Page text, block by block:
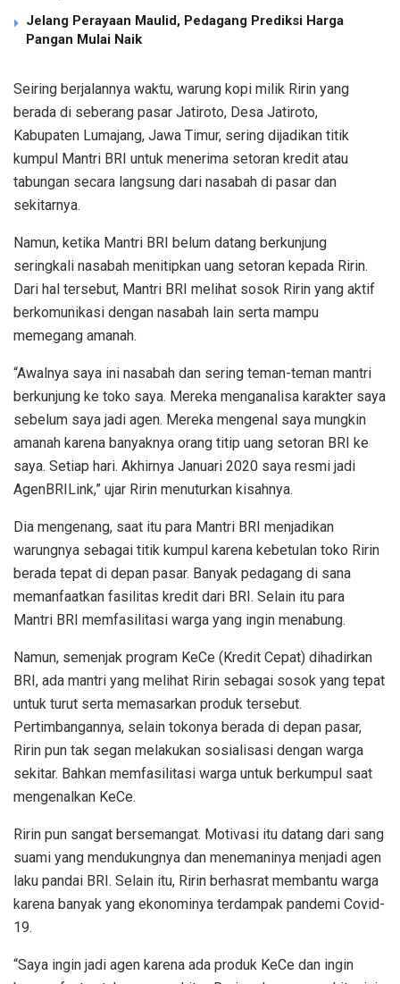
Jelang Perayaan Maulid, Pedagang Prediksi Harga
Pangan Mulai Naik
Seiring berjalannya waktu, warung kopi milik Ririn yang
berada di seberang pasar Jatiroto, Desa Jatiroto,
Kabupaten Lumajang, Jawa Timur, sering dijadikan titik
kumpul Mantri BRI untuk menerima setoran kredit atau
tabungan secara langsung dari nasabah di pasar dan
sekitarnya.
Namun, ketika Mantri BRI belum datang berkunjung
seringkali nasabah menitipkan uang setoran kepada Ririn.
Dari hal tersebut, Mantri BRI melihat sosok Ririn yang aktif
berkomunikasi dengan nasabah lain serta mampu
memegang amanah.
“Awalnya saya ini nasabah dan sering teman-teman mantri
berkunjung ke toko saya. Mereka menganalisa karakter saya
sebelum saya jadi agen. Mereka mengenal saya mungkin
amanah karena banyaknya orang titip uang setoran BRI ke
saya. Setiap hari. Akhirnya Januari 2020 saya resmi jadi
AgenBRILink,” ujar Ririn menuturkan kisahnya.
Dia mengenang, saat itu para Mantri BRI menjadikan
warungnya sebagai titik kumpul karena kebetulan toko Ririn
berada tepat di depan pasar. Banyak pedagang di sana
memanfaatkan fasilitas kredit dari BRI. Selain itu para
Mantri BRI memfasilitasi warga yang ingin menabung.
Namun, semenjak program KeCe (Kredit Cepat) dihadirkan
BRI, ada mantri yang melihat Ririn sebagai sosok yang tepat
untuk turut serta memasarkan produk tersebut.
Pertimbangannya, selain tokonya berada di depan pasar,
Ririn pun tak segan melakukan sosialisasi dengan warga
sekitar. Bahkan memfasilitasi warga untuk berkumpul saat
mengenalkan KeCe.
Ririn pun sangat bersemangat. Motivasi itu datang dari sang
suami yang mendukungnya dan menemaninya menjadi agen
laku pandai BRI. Selain itu, Ririn berhasrat membantu warga
karena banyak yang ekonominya terdampak pandemi Covid-
19.
“Saya ingin jadi agen karena ada produk KeCe dan ingin